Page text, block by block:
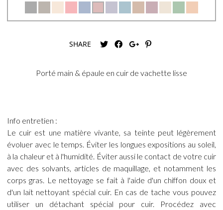
SHARE
Porté main & épaule en cuir de vachette lisse
Info entretien :
Le cuir est une matière vivante, sa teinte peut légèrement
évoluer avec le temps. Éviter les longues expositions au soleil,
à la chaleur et à l'humidité. Éviter aussi le contact de votre cuir
avec des solvants, articles de maquillage, et notamment les
corps gras. Le nettoyage se fait à l'aide d'un chiffon doux et
d'un lait nettoyant spécial cuir. En cas de tache vous pouvez
utiliser un détachant spécial pour cuir. Procédez avec